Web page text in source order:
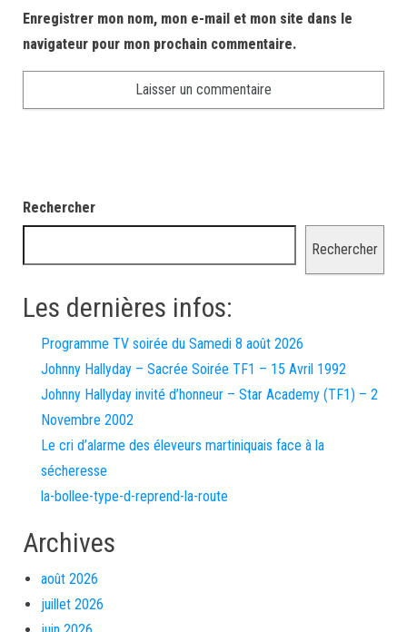
Enregistrer mon nom, mon e-mail et mon site dans le
navigateur pour mon prochain commentaire.
Rechercher
Rechercher
Les dernières infos:
Programme TV soirée du Samedi 8 août 2026
Johnny Hallyday – Sacrée Soirée TF1 – 15 Avril 1992
Johnny Hallyday invité d’honneur – Star Academy (TF1) – 2
Novembre 2002
Le cri d’alarme des éleveurs martiniquais face à la
sécheresse
la-bollee-type-d-reprend-la-route
Archives
août 2026
juillet 2026